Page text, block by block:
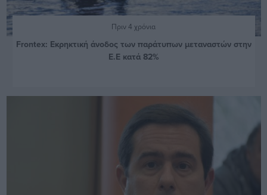
Πριν 4 χρόνια
Frontex: Εκρηκτική άνοδος των παράτυπων μεταναστών στην
Ε.Ε κατά 82%